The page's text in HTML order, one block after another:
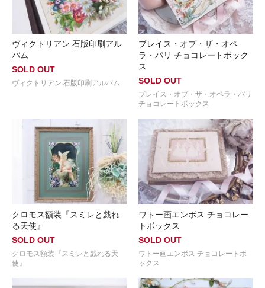
ヴィクトリアン 石版印刷アル
バム
SOLD OUT
ヴィクトリアン 石版印刷アルバム
プレイス・オブ・ザ・オペ
ラ・パリ チョコレートボック
ス
SOLD OUT
プレイス・オブ・ザ・オペラ・パリ
チョコレートボックス
クロモス額装『スミレと戯れ
る天使』
SOLD OUT
クロモス額装『スミレと戯れる天
使』
ワトー画エンボス チョコレー
トボックス
SOLD OUT
ワトー画エンボス チョコレートボ
ックス